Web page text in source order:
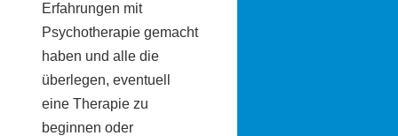
Erfahrungen mit
Psychotherapie gemacht
haben und alle die
überlegen, eventuell
eine Therapie zu
beginnen oder